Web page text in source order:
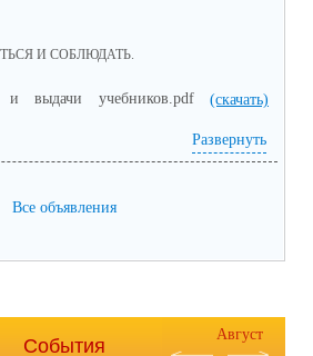
И СОБЛЮДАТЬ.
и выдачи учебников.pdf(скачать)
Развернуть
Все объявления
События
Август